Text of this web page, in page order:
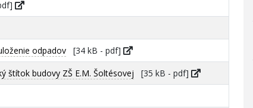
odpadov [34 kB - pdf]
štítok budovy ZŠ E.M. Šoltésovej [35 kB - pdf]